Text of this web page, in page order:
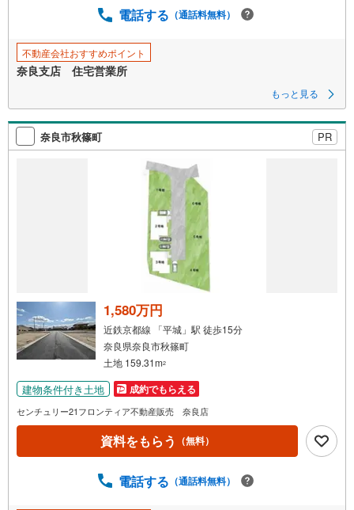
電話する （通話料無料）
不動産会社おすすめポイント
奈良支店 住宅営業所
もっと見る
奈良市秋篠町 PR
1,580万円
近鉄京都線 「平城」駅 徒歩15分
奈良県奈良市秋篠町
土地 159.31m2
建物条件付き土地 成約でもらえる
センチュリー21フロンティア不動産販売 奈良店
資料をもらう （無料）
電話する （通話料無料）